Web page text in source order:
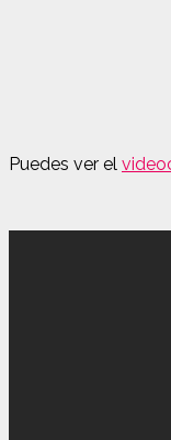
Puedes ver el